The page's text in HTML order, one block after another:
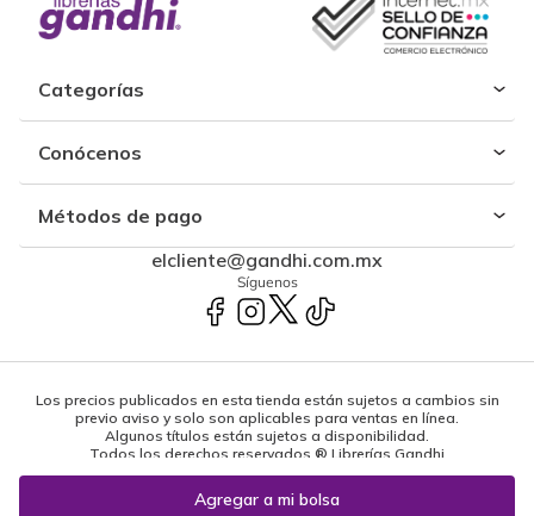
Categorías
Conócenos
Métodos de pago
elcliente@gandhi.com.mx
Síguenos
Los precios publicados en esta tienda están sujetos a cambios sin
previo aviso y solo son aplicables para ventas en línea.
Algunos títulos están sujetos a disponibilidad.
Todos los derechos reservados ® Librerías Gandhi